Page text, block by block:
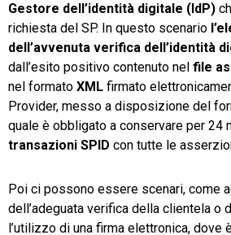
Gestore dell’identità digitale (IdP)
richiesta del SP. In questo scenario
dell’avvenuta verifica dell’identità
dall’esito positivo contenuto nel file
nel formato XML firmato
Provider, messo a disposizione del
quale è obbligato a conservare per 24
transazioni SPID con tutte le
Poi ci possono essere scenari, come
dell’adeguata verifica della clientela o
l’utilizzo di una firma elettronica, dove